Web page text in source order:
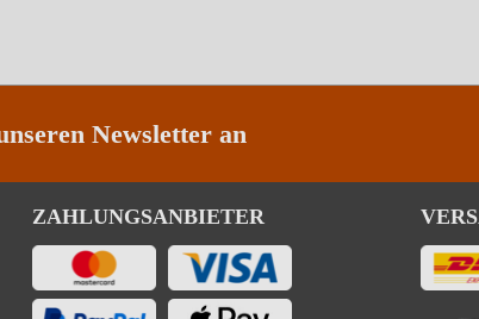
Newsletter an
ZAHLUNGSANBIETER